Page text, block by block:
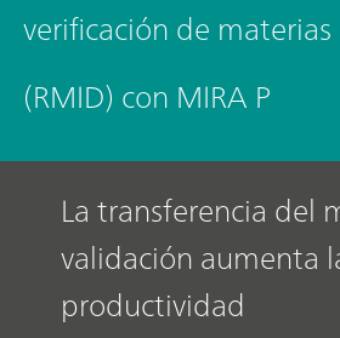
verificación de
(RMID) con MIRA P
La transferencia del
validación aumenta
productividad